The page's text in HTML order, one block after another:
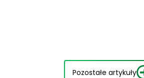
Pozostałe artykuły